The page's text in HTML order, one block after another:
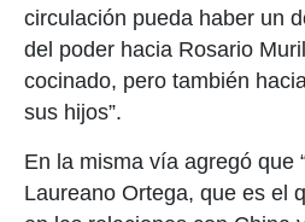
circulación pueda haber un
del poder hacia Rosario
cocinado, pero también
sus hijos”.
En la misma vía agregó que
Laureano Ortega, que es el